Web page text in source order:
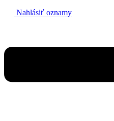
Nahlásiť oznamy